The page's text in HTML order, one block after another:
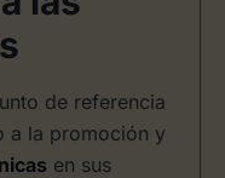
de referencia
a la promoción y
en sus